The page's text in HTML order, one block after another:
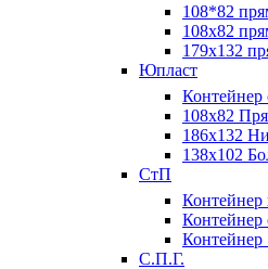
108*82
108х82
179х132
Юпласт
108х82
186х132
138х102
СтП
Контейнер
Контейнер
Контейнер
С.П.Г.